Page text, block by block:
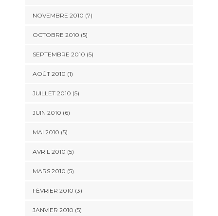
NOVEMBRE 2010 (7)
OCTOBRE 2010 (5)
SEPTEMBRE 2010 (5)
AOÛT 2010 (1)
JUILLET 2010 (5)
JUIN 2010 (6)
MAI 2010 (5)
AVRIL 2010 (5)
MARS 2010 (5)
FÉVRIER 2010 (3)
JANVIER 2010 (5)